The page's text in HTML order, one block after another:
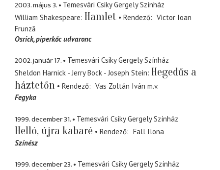
2003. május 3.
Temesvári Csiky Gergely Színház
William Shakespeare Hamlet Rendező
Victor Ioan
Frunză
Osrick piperkőc udvaronc
2002. január 17.
Temesvári Csiky Gergely Színház
Sheldon Harnick - Jerry Bock - Joseph Stein Hegedűs a
háztetőn
Rendező Vas Zoltán Iván m.v.
Fegyka
1999. december 31. Temesvári Csiky Gergely Színház
Helló, újra kabaré Rendező
Fall Ilona
Színész
1999. december 23.
Temesvári Csiky Gergely Színház